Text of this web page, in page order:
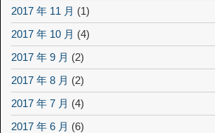
2017 年 11 月 (1)
2017 年 10 月 (4)
2017 年 9 月 (2)
2017 年 8 月 (2)
2017 年 7 月 (4)
2017 年 6 月 (6)